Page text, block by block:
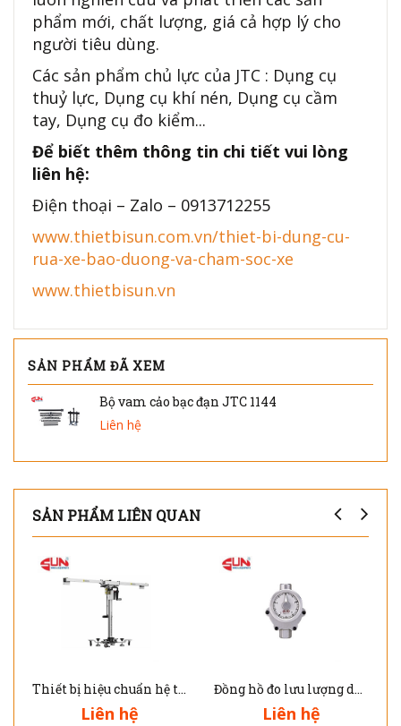
phẩm mới, chất lượng, giá cả hợp lý cho
người tiêu dùng.
Các sản phẩm chủ lực của JTC : Dụng cụ
thuỷ lực, Dụng cụ khí nén, Dụng cụ cầm
tay, Dụng cụ đo kiểm...
Để biết thêm thông tin chi tiết vui lòng
liên hệ:
Điện thoại – Zalo – 0913712255
www.thietbisun.com.vn/thiet-bi-dung-cu-
rua-xe-bao-duong-va-cham-soc-xe
www.thietbisun.vn
SẢN PHẨM ĐÃ XEM
Bộ vam cảo bạc đạn JTC 1144
Liên hệ
SẢN PHẨM LIÊN QUAN
Thiết bị hiệu chuẩn hệ thống ADAS trên xe ôtô PX1000 Topdon
Liên hệ
Đồng hồ đo lưu lượng dầu hiển thị kim Jolong M101
Liên hệ